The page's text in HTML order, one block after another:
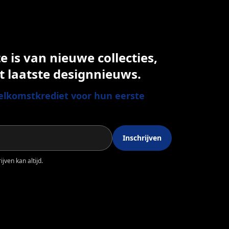
is van nieuwe collecties,
laatste designnieuws.
voor hun eerste
Inschrijven
kan altijd.